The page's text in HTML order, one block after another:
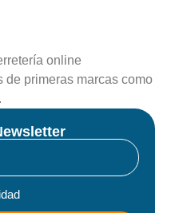
online
primeras marcas como